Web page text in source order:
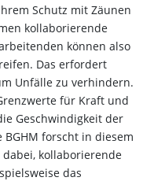
Schutz mit Zäunen
kollaborierende
können also
Das erfordert
Unfälle zu verhindern.
für Kraft und
Geschwindigkeit der
BGHM forscht in diesem
kollaborierende
das